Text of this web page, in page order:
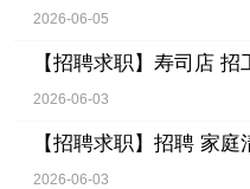
2026-06-05
【招聘求职】 寿司店 招
2026-06-03
【招聘求职】 招聘 家庭
2026-06-03